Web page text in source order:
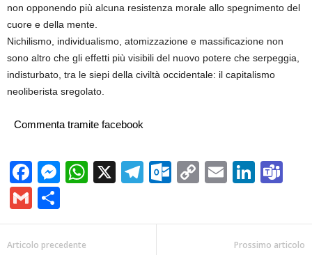
non opponendo più alcuna resistenza morale allo spegnimento del
cuore e della mente.
Nichilismo, individualismo, atomizzazione e massificazione non
sono altro che gli effetti più visibili del nuovo potere che serpeggia,
indisturbato, tra le siepi della civiltà occidentale: il capitalismo
neoliberista sregolato.
Commenta tramite facebook
Facebook
Messenger
WhatsApp
X Telegram
Outlook.com
CopyEmail
Gmail
Articolo precedente Prossimo articolo